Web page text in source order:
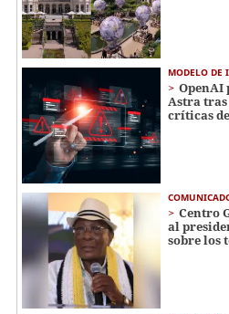
MODELO DE
OpenAI
Astra tras
críticas
Centro
al
sobre los